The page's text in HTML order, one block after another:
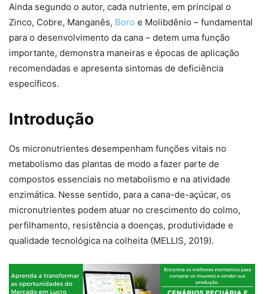
Ainda segundo o autor, cada nutriente, em principal o
Zinco, Cobre, Manganês, Boro e Molibdênio – fundamental
para o desenvolvimento da cana – detem uma função
importante, demonstra maneiras e épocas de aplicação
recomendadas e apresenta sintomas de deficiência
específicos.
Introdução
Os micronutrientes desempenham funções vitais no
metabolismo das plantas de modo a fazer parte de
compostos essenciais no metabolismo e na atividade
enzimática. Nesse sentido, para a cana-de-açúcar, os
micronutrientes podem atuar no crescimento do colmo,
perfilhamento, resistência a doenças, produtividade e
qualidade tecnológica na colheita (MELLIS, 2019).